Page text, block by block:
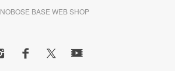
NOBOSE BASE WEB SHOP